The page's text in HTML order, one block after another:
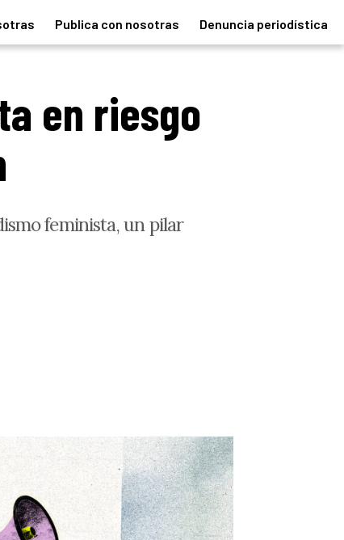
Publica con nosotras Denuncia periodística
en riesgo
feminista, un pilar